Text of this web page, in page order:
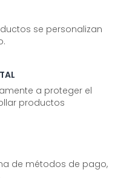
se personalizan
a proteger el
productos
de métodos de pago,